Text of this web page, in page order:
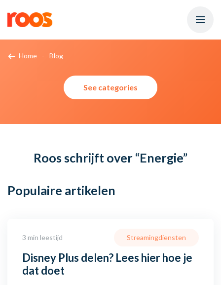
Home Blog
See categories
Roos schrijft over “Energie”
Populaire artikelen
3 min leestijd
Disney Plus delen? Lees hier hoe je
dat doet
Streamingdiensten